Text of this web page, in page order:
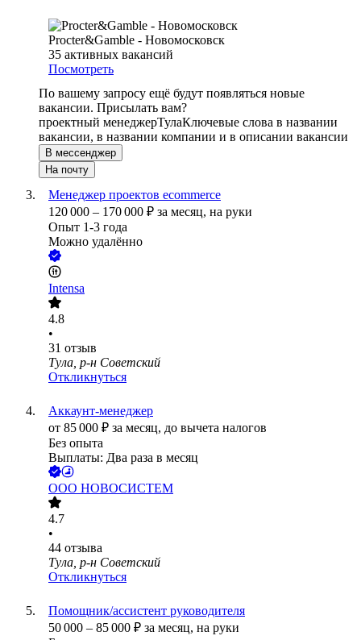
Procter&Gamble - Новомосковск
35 активных вакансий
Посмотреть
По вашему запросу ещё будут появляться новые
вакансии. Присылать вам?
проектный менеджерТулаКлючевые слова в названии
вакансии, в названии компании и в описании вакансии
В мессенджер
На почту
Менеджер проектов ecommerce
120 000 – 170 000 ₽ за месяц, на руки
Опыт 1-3 года
Можно удалённо
Intensa
4.8
•
31 отзыв
Тула, р-н Советский
Откликнуться
Аккаунт-менеджер
от 85 000 ₽ за месяц, до вычета налогов
Без опыта
Выплаты: Два раза в месяц
ООО НОВОСИСТЕМ
4.7
•
44 отзыва
Тула, р-н Советский
Откликнуться
Помощник/ассистент руководителя
50 000 – 85 000 ₽ за месяц, на руки